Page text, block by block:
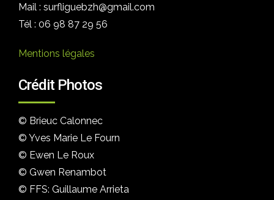
Mail : surfliguebzh@gmail.com
Tél : 06 98 87 29 56
Mentions légales
Crédit Photos
© Brieuc Calonnec
© Yves Marie Le Fourn
© Ewen Le Roux
© Gwen Renambot
© FFS: Guillaume Arrieta